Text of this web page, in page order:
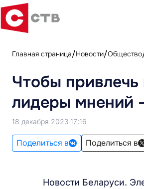
Главная страница Новости Общество
Чтобы
лидеры мнений
18 декабря 2023 17:16
Поделиться в Поделиться в
Новости Беларуси.